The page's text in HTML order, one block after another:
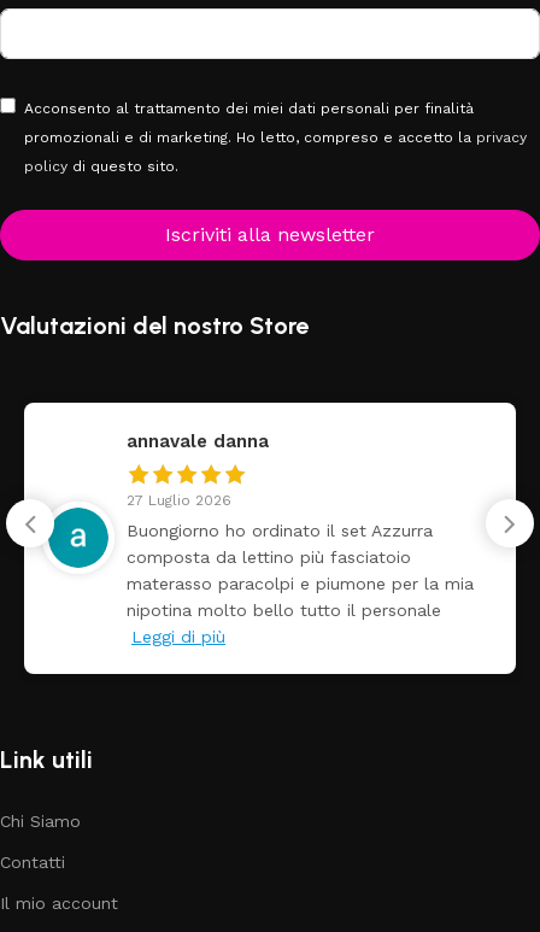
Acconsento al trattamento dei miei dati personali per finalità
promozionali e di marketing. Ho letto, compreso e accetto la privacy
policy di questo sito.
Iscriviti alla newsletter
Valutazioni del nostro Store
federica
24 Luglio 2026
Tutti perfetto! Ho ordinato un lettino che é
arrivato ben imballato dopo pochi giorni.
Prezzo ottimi rispetto la concorrenza
Link utili
Chi Siamo
Contatti
Il mio account